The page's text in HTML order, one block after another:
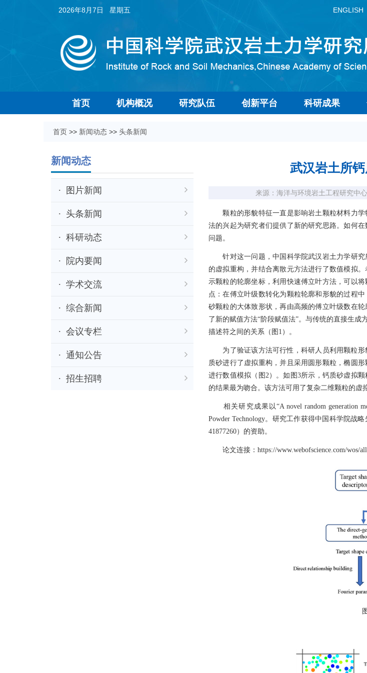
2026年8月7日 星期五 ENGLISH
首页 机构概况 研究队伍 创新平台 科研成果
首页 >> 新闻动态 >> 头条新闻
新闻动态
图片新闻
头条新闻
科研动态
院内要闻
学术交流
综合新闻
会议专栏
通知公告
招生招聘
武汉岩土所
来源：海洋与环境岩土工程研究中心
颗粒的形貌特征一直是影响岩土颗粒材料力学
法的兴起为研究者们提供了新的研究思路。如何
问题。
针对这一问题，中国科学院武汉岩土力学研究
的虚拟重构，并结合离散元方法进行了数值模拟
示颗粒的轮廓坐标，利用快速傅立叶方法，可以
点：在傅立叶级数转化为颗粒轮廓和形貌的过程
砂颗粒的大体致形状，再由高频的傅立叶级数在
了新的赋值方法“阶段赋值法”。与传统的直接生
描述符之间的关系（图1）。
为了验证该方法可行性，科研人员利用颗粒形
质砂进行了虚拟重构，并且采用圆形颗粒，椭圆
进行数值模拟（图2）。如图3所示，钙质砂虚拟
的结果最为吻合。该方法可用了复杂二维颗粒的虚
相关研究成果以“A novel random generation
Powder Technology。研究工作获得中国科学院战
41877260）的资助。
论文连接：https://www.webofscience.com/wos/